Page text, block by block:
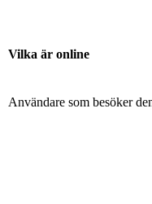
Vilka är online
Användare som besöker